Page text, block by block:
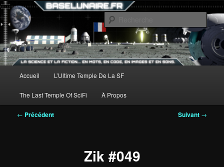
Aller
au
contenu
principal
principal
Accueil L’Ultime Temple De La SF
The Last Temple Of SciFi À Propos
Navigation
← Précédent Suivant →
Zik #049